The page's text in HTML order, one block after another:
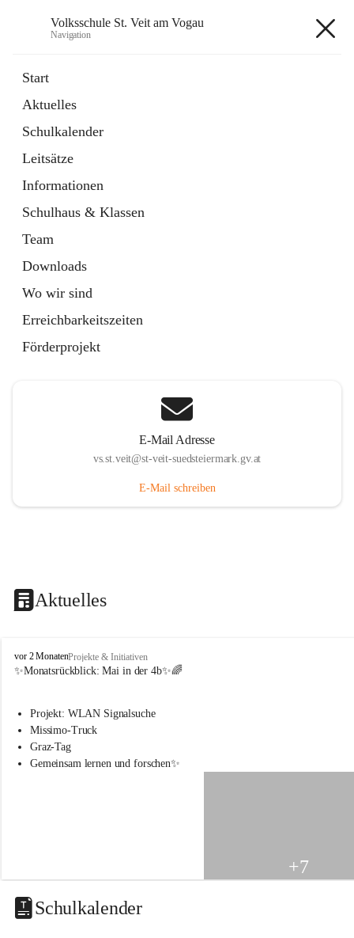
Volksschule St. Veit am Vogau
Navigation
Start
Aktuelles
Schulkalender
Leitsätze
Informationen
Schulhaus & Klassen
Team
Downloads
Wo wir sind
Erreichbarkeitszeiten
Förderprojekt
E-Mail Adresse
vs.st.veit@st-veit-suedsteiermark.gv.at
E-Mail schreiben
Aktuelles
V
o
s
s
c
i
t
a
vor 2 MonatenProjekte & Initiativen
✨Monatsrückblick: Mai in der 4b✨🌈
Projekt: WLAN Signalsuche
Missimo-Truck
Graz-Tag
Gemeinsam lernen und forschen✨
+7
Schulkalender